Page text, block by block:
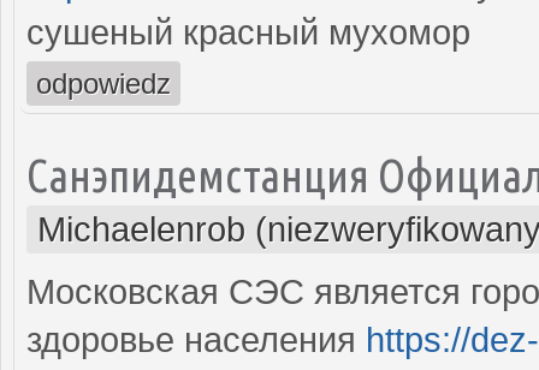
сушеный красный мухомор
odpowiedz
Санэпидемстанция
Michaelenrob
Московская СЭС является
здоровье населения https://